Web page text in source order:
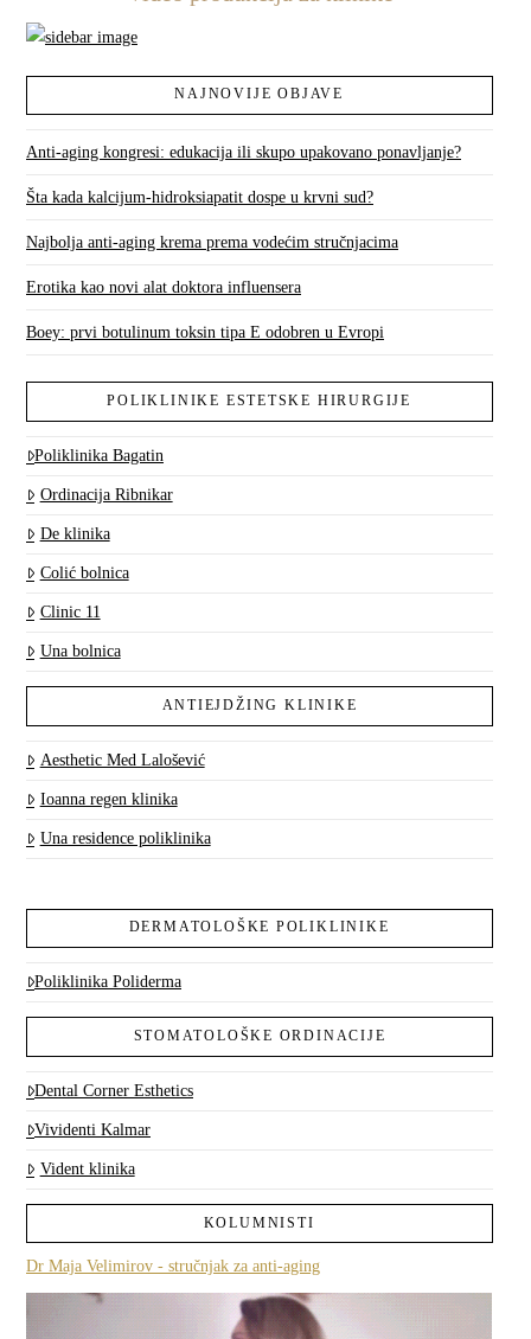
NAJNOVIJE OBJAVE
Anti-aging kongresi: edukacija ili skupo upakovano ponavljanje?
Šta kada kalcijum-hidroksiapatit dospe u krvni sud?
Najbolja anti-aging krema prema vodećim stručnjacima
Erotika kao novi alat doktora influensera
Boey: prvi botulinum toksin tipa E odobren u Evropi
POLIKLINIKE ESTETSKE HIRURGIJE
Poliklinika Bagatin
Ordinacija Ribnikar
De klinika
Colić bolnica
Clinic 11
Una bolnica
ANTIEJDŽING KLINIKE
Aesthetic Med Lalošević
Ioanna regen klinika
Una residence poliklinika
DERMATOLOŠKE POLIKLINIKE
Poliklinika Poliderma
STOMATOLOŠKE ORDINACIJE
Dental Corner Esthetics
Vividenti Kalmar
Vident klinika
KOLUMNISTI
Dr Maja Velimirov - stručnjak za anti-aging